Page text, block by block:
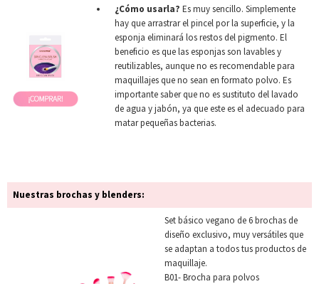
¿Cómo usarla? Es muy sencillo. Simplemente
hay que arrastrar el pincel por la superficie, y la
esponja eliminará los restos del pigmento. El
beneficio es que las esponjas son lavables y
reutilizables, aunque no es recomendable para
maquillajes que no sean en formato polvo. Es
importante saber que no es sustituto del lavado
de agua y jabón, ya que este es el adecuado para
matar pequeñas bacterias.
Nuestras brochas y blenders:
Set básico vegano de 6 brochas de
diseño exclusivo, muy versátiles que
se adaptan a todos tus productos de
maquillaje.
B01- Brocha para polvos